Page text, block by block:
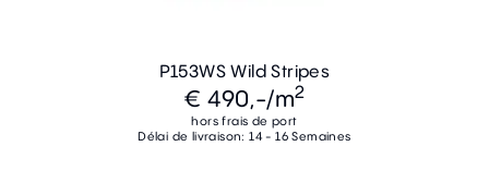
P153WS Wild Stripes
€ 490,-/m2
hors frais de port
Délai de livraison: 14 - 16 Semaines